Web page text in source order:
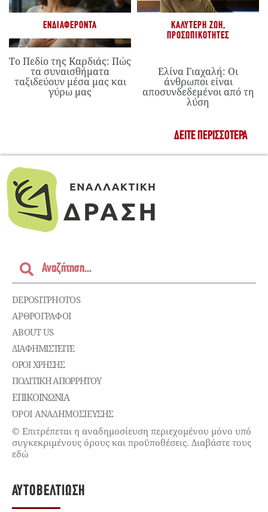
ΕΝΔΙΑΦΈΡΟΝΤΑ
Το Πεδίο της Καρδιάς: Πώς
τα συναισθήματα
ταξιδεύουν μέσα μας και
γύρω μας
ΚΑΛΎΤΕΡΗ ΖΩΉ,
ΠΡΟΣΩΠΙΚΌΤΗΤΕΣ
Ελίνα Γιαχαλή: Οι
άνθρωποι είναι
αποσυνδεδεμένοι από τη
λύση
ΔΕΊΤΕ ΠΕΡΙΣΣΌΤΕΡΑ
DEPOSITPHOTOS
ΑΡΘΡΟΓΡΑΦΟΙ
ABOUT US
ΔΙΑΦΗΜΙΣΤΕΊΤΕ
ΌΡΟΙ ΧΡΉΣΗΣ
ΠΟΛΙΤΙΚΉ ΑΠΟΡΡΉΤΟΥ
ΕΠΙΚΟΙΝΩΝΊΑ
ΌΡΟΙ ΑΝΑΔΗΜΟΣΙΕΥΣΗΣ
© Επιτρέπεται η αναδημοσίευση περιεχομένου μόνο υπό
συγκεκριμένους όρους και προϋποθέσεις. Διαβάστε τους
εδώ
ΑΥΤΟΒΕΛΤΊΩΣΗ